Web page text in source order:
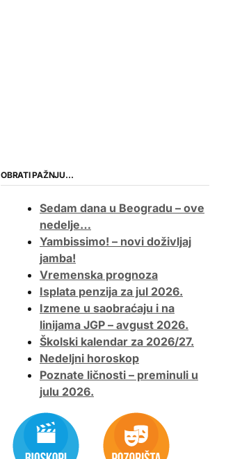
OBRATI PAŽNJU…
Sedam dana u Beogradu – ove
nedelje…
Yambissimo! – novi doživljaj
jamba!
Vremenska prognoza
Isplata penzija za jul 2026.
Izmene u saobraćaju i na
linijama JGP – avgust 2026.
Školski kalendar za 2026/27.
Nedeljni horoskop
Poznate ličnosti – preminuli u
julu 2026.